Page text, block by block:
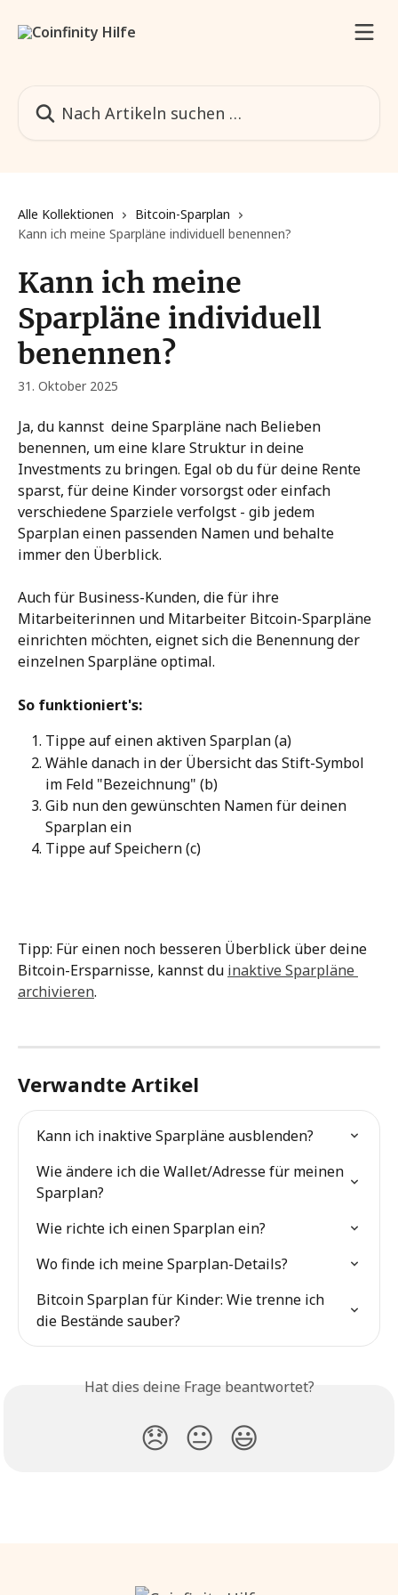
Alle Kollektionen
Bitcoin-Sparplan
Kann ich meine Sparpläne individuell benennen?
Kann ich meine
Sparpläne individuell
benennen?
31. Oktober 2025
Ja, du kannst  deine Sparpläne nach Belieben
benennen, um eine klare Struktur in deine
Investments zu bringen. Egal ob du für deine Rente
sparst, für deine Kinder vorsorgst oder einfach
verschiedene Sparziele verfolgst - gib jedem
Sparplan einen passenden Namen und behalte
immer den Überblick.
Auch für Business-Kunden, die für ihre
Mitarbeiterinnen und Mitarbeiter Bitcoin-Sparpläne
einrichten möchten, eignet sich die Benennung der
einzelnen Sparpläne optimal.
So funktioniert's:
Tippe auf einen aktiven Sparplan (a)
Wähle danach in der Übersicht das Stift-Symbol
im Feld "Bezeichnung" (b)
Gib nun den gewünschten Namen für deinen
Sparplan ein
Tippe auf Speichern (c)
Tipp: Für einen noch besseren Überblick über deine
Bitcoin-Ersparnisse, kannst du inaktive Sparpläne
archivieren.
Verwandte Artikel
Kann ich inaktive Sparpläne ausblenden?
Wie ändere ich die Wallet/Adresse für meinen
Sparplan?
Wie richte ich einen Sparplan ein?
Wo finde ich meine Sparplan-Details?
Bitcoin Sparplan für Kinder: Wie trenne ich
die Bestände sauber?
Hat dies deine Frage beantwortet?
😞 😐 😃